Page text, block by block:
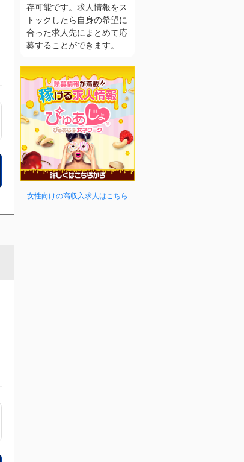
存可能です。求人情報をス
トックしたら自身の希望に
合った求人先にまとめて応
募することができます。
女性向けの高収入求人はこちら